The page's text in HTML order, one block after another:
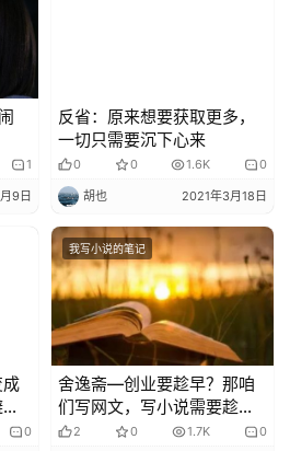
1
9日
反省：原来想要获取更多，
一切只需要沉下心来
0 0 1.6K 0
胡也 2021年3月18日
0
我写小说的笔记
舍逸斋—创业要趁早？那咱
们写网文，写小说需要趁早
吗？
2 0 1.7K 0